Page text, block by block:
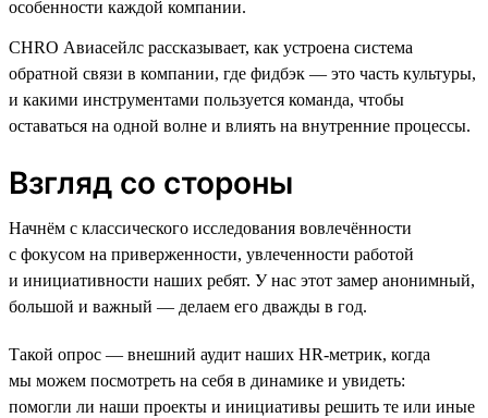
особенности каждой компании.
CHRO Авиасейлс рассказывает, как устроена система
обратной связи в компании, где фидбэк — это часть культуры,
и какими инструментами пользуется команда, чтобы
оставаться на одной волне и влиять на внутренние процессы.
Взгляд со стороны
Начнём с классического исследования вовлечённости
с фокусом на приверженности, увлеченности работой
и инициативности наших ребят. У нас этот замер анонимный,
большой и важный — делаем его дважды в год.
Такой опрос — внешний аудит наших HR-метрик, когда
мы можем посмотреть на себя в динамике и увидеть:
помогли ли наши проекты и инициативы решить те или иные